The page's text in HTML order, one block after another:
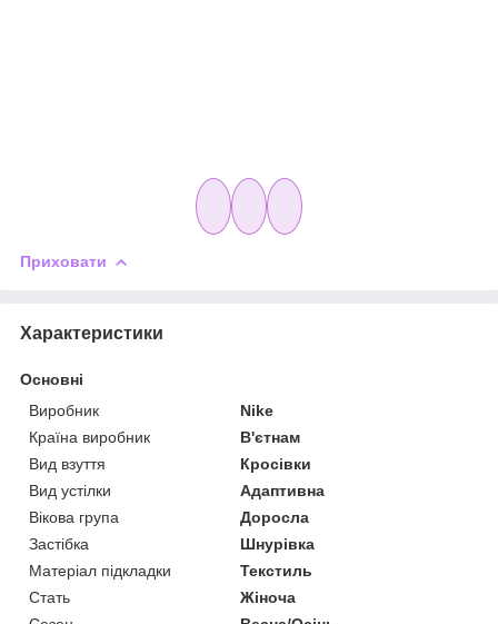
Приховати
Характеристики
Основні
Виробник
Nike
Країна виробник
В'єтнам
Вид взуття
Кросівки
Вид устілки
Адаптивна
Вікова група
Доросла
Застібка
Шнурівка
Матеріал підкладки
Текстиль
Стать
Жіноча